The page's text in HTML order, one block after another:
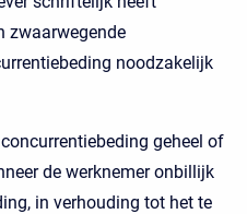
zwaarwegende
noodzakelijk
geheel of
de werknemer onbillijk
in verhouding tot het te